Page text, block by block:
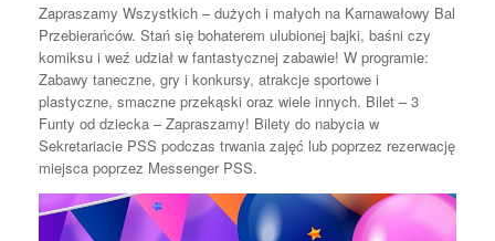
Zapraszamy Wszystkich – dużych i małych na Karnawałowy Bal
Przebierańców. Stań się bohaterem ulubionej bajki, baśni czy
komiksu i weź udział w fantastycznej zabawie! W programie:
Zabawy taneczne, gry i konkursy, atrakcje sportowe i
plastyczne, smaczne przekąski oraz wiele innych. Bilet – 3
Funty od dziecka – Zapraszamy! Bilety do nabycia w
Sekretariacie PSS podczas trwania zajęć lub poprzez rezerwację
miejsca poprzez Messenger PSS.